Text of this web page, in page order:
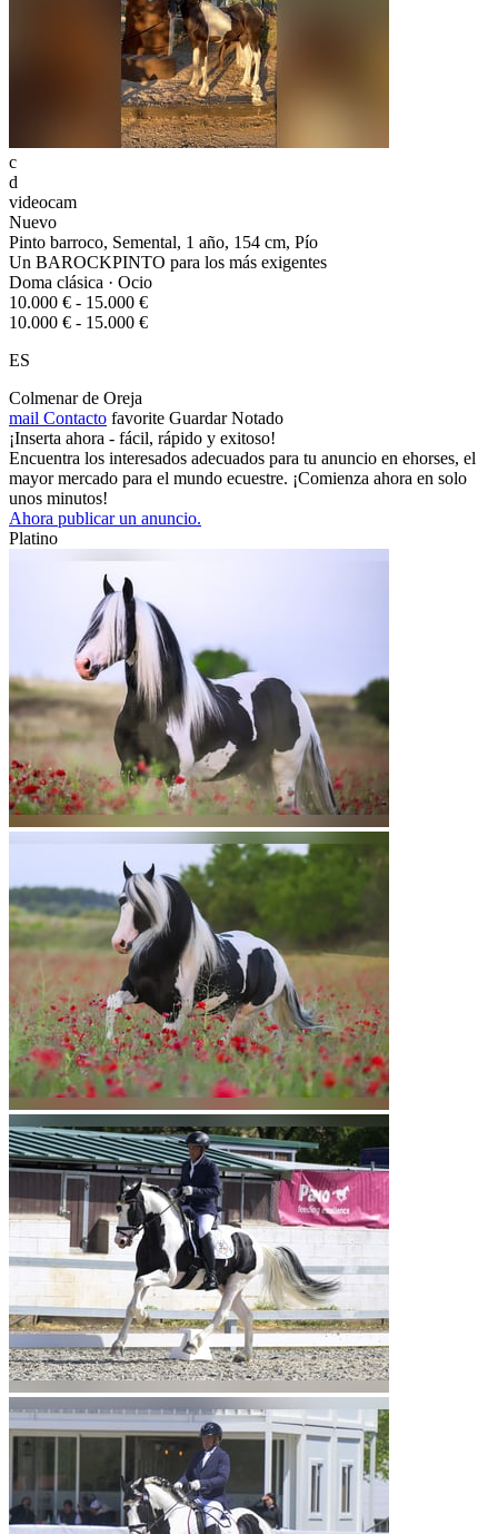
c
d
videocam
Nuevo
Pinto barroco, Semental, 1 año, 154 cm, Pío
Un BAROCKPINTO para los más exigentes
Doma clásica · Ocio
10.000 € - 15.000 €
10.000 € - 15.000 €
ES
Colmenar de Oreja
mail Contacto favorite Guardar Notado
¡Inserta ahora - fácil, rápido y exitoso!
Encuentra los interesados adecuados para tu anuncio en ehorses, el
mayor mercado para el mundo ecuestre. ¡Comienza ahora en solo
unos minutos!
Ahora publicar un anuncio.
Platino